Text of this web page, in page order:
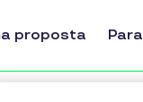
proposta